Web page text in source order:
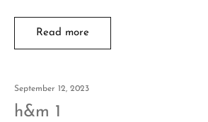
Read more
September 12, 2023
h&m 1